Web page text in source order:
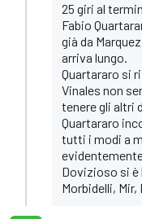
25 giri al
Fabio
già da
arriva lungo.
Quartararo si
Vinales non
tenere gli altri
Quartararo
tutti i modi a
Dovizioso si
Morbidelli,